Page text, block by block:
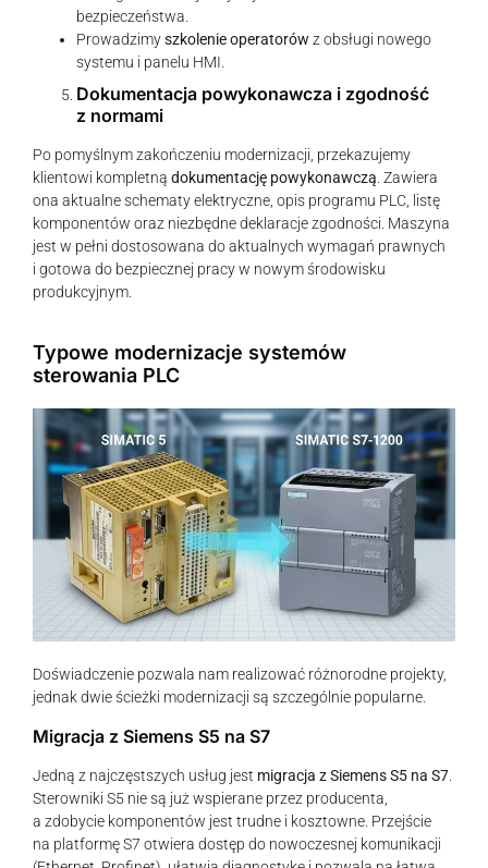
bezpieczeństwa.
Prowadzimyszkolenie operatorów z obsługi nowego
systemu i panelu HMI.
Dokumentacja powykonawcza i zgodność
z normami
Po pomyślnym zakończeniu modernizacji, przekazujemy
klientowi kompletną dokumentację powykonawczą . Zawiera
ona aktualne schematy elektryczne, opis programu PLC, listę
komponentów oraz niezbędne deklaracje zgodności. Maszyna
jest w pełni dostosowana do aktualnych wymagań prawnych
i gotowa do bezpiecznej pracy w nowym środowisku
produkcyjnym.
Typowe modernizacje systemów
sterowania PLC
Doświadczenie pozwala nam realizować różnorodne projekty,
jednak dwie ścieżki modernizacji są szczególnie popularne.
Migracja z Siemens S5 na S7
Jedną z najczęstszych usług jest migracja z Siemens S5 na S7
Sterowniki S5 nie są już wspierane przez producenta,
a zdobycie komponentów jest trudne i kosztowne. Przejście
na platformę S7 otwiera dostęp do nowoczesnej komunikacji